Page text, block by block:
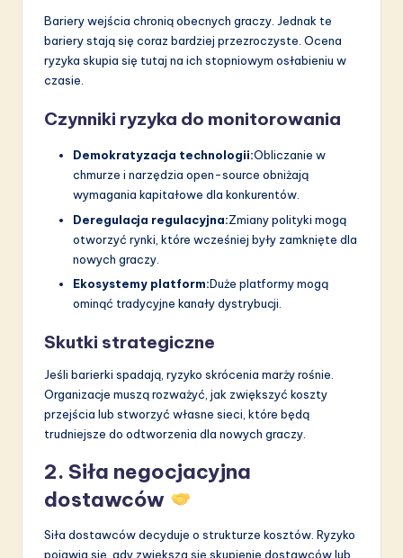
Bariery wejścia chronią obecnych graczy. Jednak te
bariery stają się coraz bardziej przezroczyste. Ocena
ryzyka skupia się tutaj na ich stopniowym osłabieniu w
czasie.
Czynniki ryzyka do monitorowania
Demokratyzacja technologii:Obliczanie w
chmurze i narzędzia open-source obniżają
wymagania kapitałowe dla konkurentów.
Deregulacja regulacyjna:Zmiany polityki mogą
otworzyć rynki, które wcześniej były zamknięte dla
nowych graczy.
Ekosystemy platform:Duże platformy mogą
ominąć tradycyjne kanały dystrybucji.
Skutki strategiczne
Jeśli barierki spadają, ryzyko skrócenia marży rośnie.
Organizacje muszą rozważyć, jak zwiększyć koszty
przejścia lub stworzyć własne sieci, które będą
trudniejsze do odtworzenia dla nowych graczy.
2. Siła negocjacyjna
dostawców
Siła dostawców decyduje o strukturze kosztów. Ryzyko
pojawia się, gdy zwiększa się skupienie dostawców lub